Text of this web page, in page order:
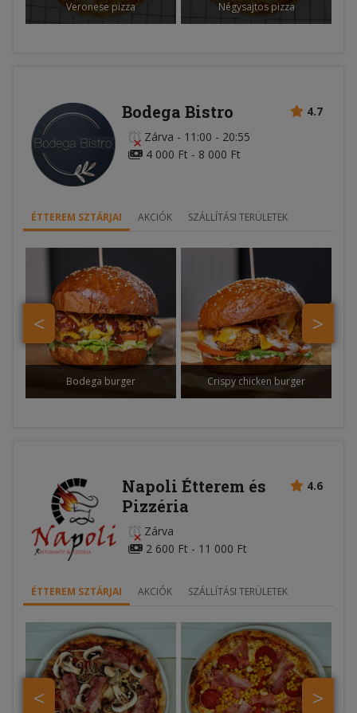
Veronese pizza Négysajtos pizza
4.7
Bodega Bistro
Zárva - 11:00 - 20:55
4 000 Ft - 8 000 Ft
ÉTTEREM SZTÁRJAI AKCIÓK SZÁLLÍTÁSI TERÜLETEK
>
<
Bodega burger Crispy chicken burger
4.6
Napoli Étterem és
Pizzéria
Zárva
2 600 Ft - 11 000 Ft
ÉTTEREM SZTÁRJAI AKCIÓK SZÁLLÍTÁSI TERÜLETEK
>
<